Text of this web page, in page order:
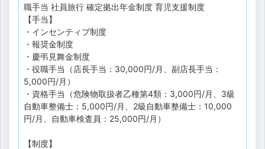
職手当 社員旅行 確定拠出年金制度 育児支援制度
【手当】
・インセンティブ制度
・報奨金制度
・慶弔見舞金制度
・役職手当（店長手当：30,000円/月、副店長手当：
5,000円/月）
・資格手当（危険物取扱者乙種第4類：3,000円/月、3級
自動車整備士：5,000円/月、2級自動車整備士：10,000
円/月、自動車検査員：25,000円/月）
【制度】